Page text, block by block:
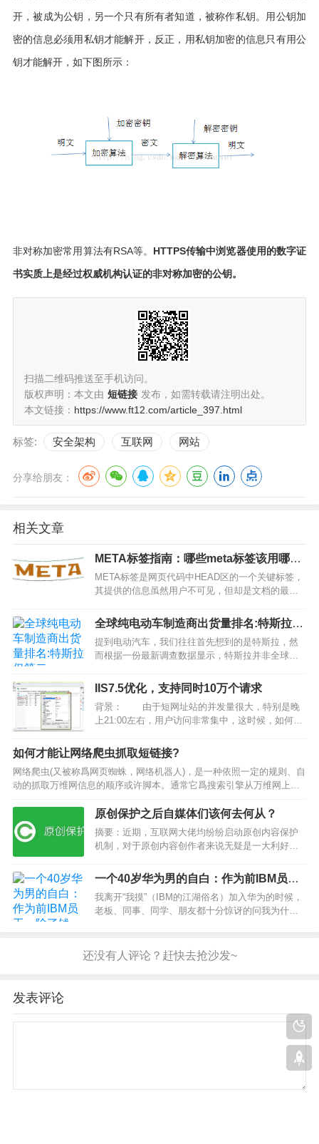
开，被成为公钥，另一个只有所有者知道，被称作私钥。用公钥加
密的信息必须用私钥才能解开，反正，用私钥加密的信息只有用公
钥才能解开，如下图所示：
非对称加密常用算法有RSA等。 HTTPS传输中浏览器使用的数字证
书实质上是经过权威机构认证的非对称加密的公钥。
扫描二维码推送至手机访问。
版权声明：本文由 短链接 发布，如需转载请注明出处。
本文链接： https://www.ft12.com/article_397.html
标签: 安全架构 互联网 网站
分享给朋友：
相关文章
META标签指南：哪些meta标签该用哪些
不该用？
META标签是网页代码中HEAD区的一个关键标签，
其提供的信息虽然用户不可见，但却是文档的最基
应就是K与D：keywords和description。这两种短链
接是在优化过程中最常用的也是…
全球纯电动车制造商出货量排名:特斯拉仅
第二
提到电动汽车，我们往往首先想到的是特斯拉，然
而根据一份最新调查数据显示，特斯拉并非全球最
的纯电动车制造商排名显示，目前雷诺-日产是全球
最大的纯电动车制造商，特斯拉排在第二位，其它
前十名厂商分别…
IIS7.5优化，支持同时10万个请求
背景： 由于短网址站的并发量很大，特别是晚
上21:00左右，用户访问非常集中，这时候，如何解
…
如何才能让网络爬虫抓取短链接?
网络爬虫(又被称爲网页蜘蛛，网络机器人)，是一种依照一定的规则、自
动的抓取万维网信息的顺序或许脚本。通常它爲搜索引擎从万维网上下
载网页，是搜索引擎的重要组成局部。抓取战略链接的抓取战略可以分
爲深度优先、广度优先和最佳优先三种。1、深度化先捜…
原创保护之后自媒体们该何去何从？
摘要：近期，互联网大佬均纷纷启动原创内容保护
机制，对于原创内容创作者来说无疑是一大利好，
联网不缺乏原创内容创作者，但是内容抄袭者多如
牛毛，依然成为盛行之风气。伴随着各大自媒体平
台纷纷加入原创内容保…
一个40岁华为男的自白：作为前IBM员
工，除了钱，我为什么要来华为“受虐”
我离开“我摸”（IBM的江湖俗名）加入华为的时候，
老板、同事、同学、朋友都十分惊讶的问我为什
自己到底为什么来华为。别笑我如此纠结，当年华
为的名…
发表评论